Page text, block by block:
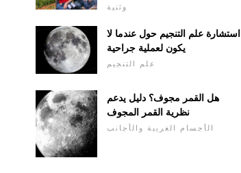
وثنية
استشارة علم التنجيم حول عندما لا
يكون لعملية جراحية
علم التنجيم
هل القمر مجوف؟ دليل يدعم
نظرية القمر المجوف
الأجسام الغريبة والأجانب